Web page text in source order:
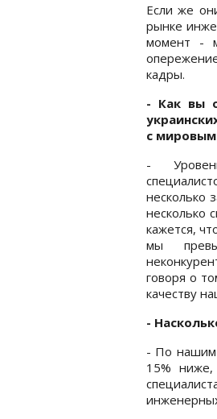
Если же
рынке
момент -
кадры.
- Как вы
с
-
несколько
несколько
кажется,
мы
говоря о
качеству
-
- По нашим
15% ниже,